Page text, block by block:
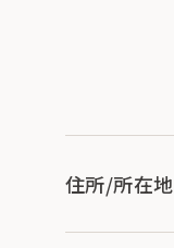
住所/所在地